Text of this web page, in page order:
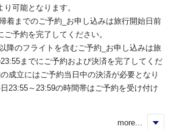
可能となります。
着までのご予約_お申し込みは旅行開始日前
ご予約を完了してください。
降のフライトを含むご予約_お申し込みは旅
までにご予約および決済を完了してくだ
成立にはご予約当日中の決済が必要となり
23:55～23:59の時間帯はご予約を受け付け
more...